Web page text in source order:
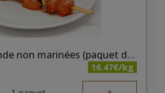
Brochettes de dinde non marinées (paquet de 2 pièces)
16.47€/kg